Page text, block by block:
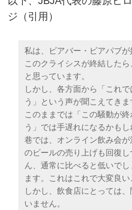
ビールの
変厳しい
ました。…
ジ（引用）
私は、ビアバー・ビアパブが
このクライシスが終結した
と思っています。
しかし、各方面から「これ
う」という声が聞こえてきま
このままでは「この騒動が
う」では手遅れになるかもし
巷では、オンライン飲み会
のビールの売り上げも回復
ん、通常に比べると低いで
ます。これはこれで大変良い
しかし、飲食店にとっては
いません。